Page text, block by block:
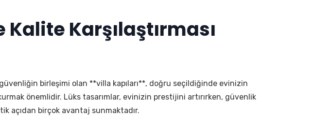
Karşılaştırması
birleşimi olan **villa kapıları**, doğru seçildiğinde evinizin
önemlidir. Lüks tasarımlar, evinizin prestijini artırırken, güvenlik
açıdan birçok avantaj sunmaktadır.